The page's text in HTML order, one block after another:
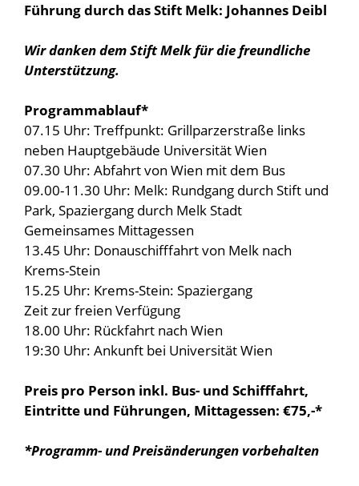
Führung durch das Stift Melk: Johannes Deibl
Wir danken dem Stift Melk für die freundliche
Unterstützung.
Programmablauf*
07.15 Uhr: Treffpunkt: Grillparzerstraße links
neben Hauptgebäude Universität Wien
07.30 Uhr: Abfahrt von Wien mit dem Bus
09.00-11.30 Uhr: Melk: Rundgang durch Stift und
Park, Spaziergang durch Melk Stadt
Gemeinsames Mittagessen
13.45 Uhr: Donauschifffahrt von Melk nach
Krems-Stein
15.25 Uhr: Krems-Stein: Spaziergang
Zeit zur freien Verfügung
18.00 Uhr: Rückfahrt nach Wien
19:30 Uhr: Ankunft bei Universität Wien
Preis pro Person inkl. Bus- und Schifffahrt,
Eintritte und Führungen, Mittagessen: €75,-*
*Programm- und Preisänderungen vorbehalten